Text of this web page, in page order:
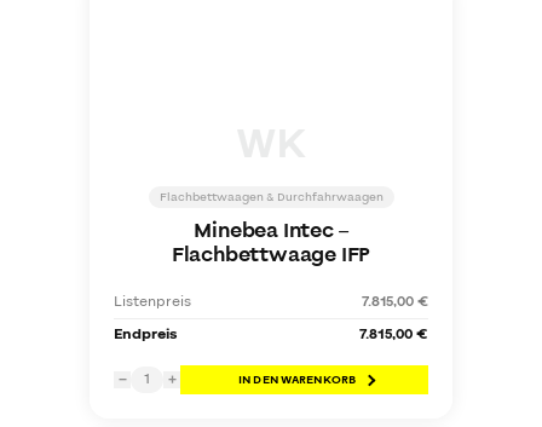
Flachbettwaagen & Durchfahrwaagen
Minebea Intec–
Flachbettwaage IFP
Listenpreis
7.815,00 €
Endpreis
7.815,00 €
− 1 + IN DEN WARENKORB